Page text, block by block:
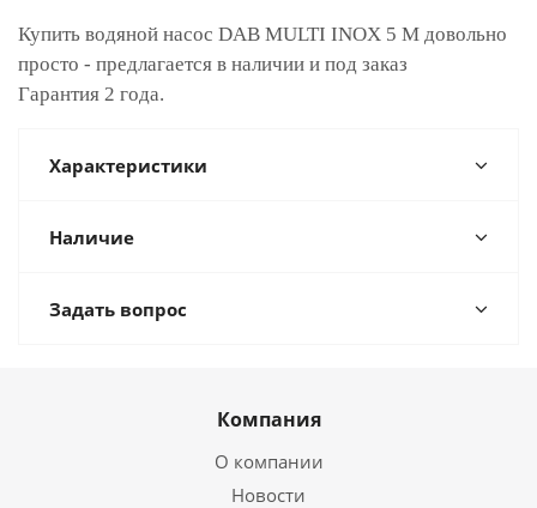
Купить водяной насос DAB MULTI INOX 5 M довольно
просто - предлагается в наличии и под заказ
Гарантия 2 года.
Характеристики
Наличие
Задать вопрос
Компания
О компании
Новости